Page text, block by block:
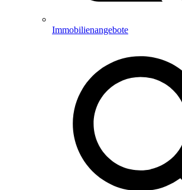
Immobilienangebote